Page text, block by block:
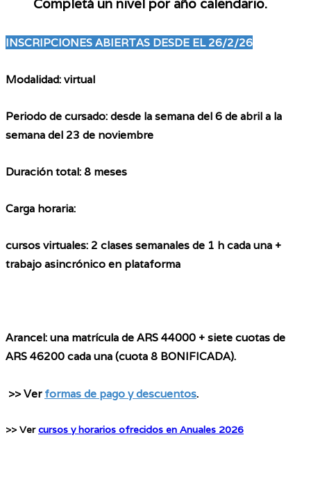
Completá un nivel por año calendario.
INSCRIPCIONES ABIERTAS DESDE EL 26/2/26
Modalidad: virtual
Periodo de cursado: desde la semana del 6 de abril a la
semana del 23 de noviembre
Duración total: 8 meses
Carga horaria:
cursos virtuales: 2 clases semanales de 1 h cada una +
trabajo asincrónico en plataforma
Arancel: una matrícula de ARS 44000 + siete cuotas de
ARS 46200 cada una (cuota 8 BONIFICADA).
>> Ver formas de pago y descuentos.
>> Ver cursos y horarios ofrecidos en Anuales 2026